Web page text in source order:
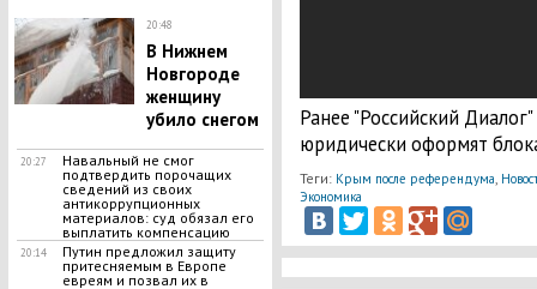
20:48
В Нижнем
Новгороде
женщину
убило снегом
20:27
Навальный не смог
подтвердить порочащих
сведений из своих
антикоррупционных
материалов: суд обязал его
выплатить компенсацию
20:14
Путин предложил защиту
притесняемым в Европе
евреям и позвал их в
Ранее "Российский Диалог"
юридически оформят
Теги: Крым после референдума
Экономика